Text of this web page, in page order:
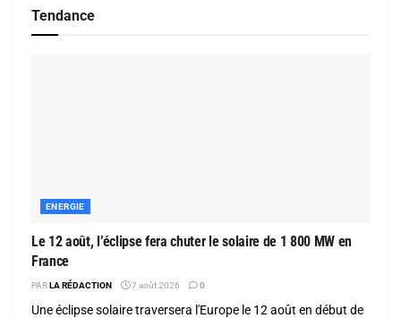
Tendance
ENERGIE
Le 12 août, l’éclipse fera chuter le solaire de 1 800 MW en
France
PARLA RÉDACTION 7 août 2026 0
Une éclipse solaire traversera l'Europe le 12 août en début de